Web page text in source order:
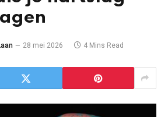
28 mei 2026 4 Mins Read